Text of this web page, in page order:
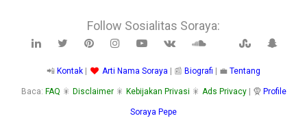
Follow Sosialitas Soraya:
📲 Kontak Arti Nama Soraya | 📰 Biografi | 💼 Tentang
Baca: FAQ 🎇 Disclaimer🎇 Kebijakan Privasi 🎇 Ads Privacy| 🧕 Profile
Soraya Pepe